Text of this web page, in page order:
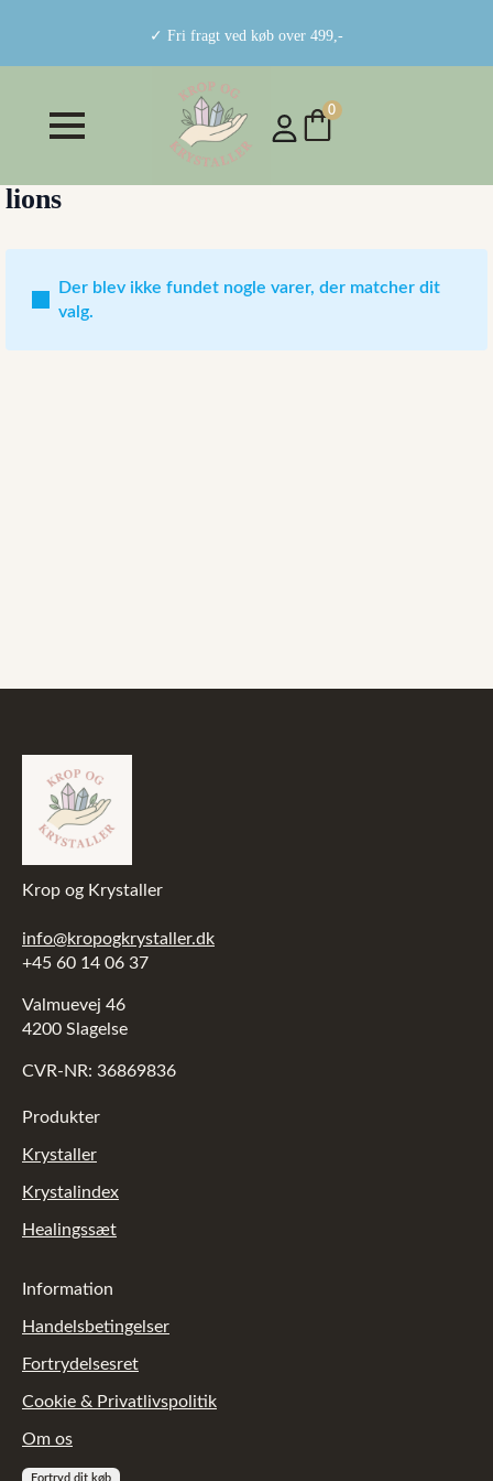
✓ Fri fragt ved køb over 499,-
0
lions
Der blev ikke fundet nogle varer, der matcher dit
valg.
Krop og Krystaller
info@kropogkrystaller.dk
+45 60 14 06 37
Valmuevej 46
4200 Slagelse
CVR-NR: 36869836
Produkter
Krystaller
Krystalindex
Healingssæt
Information
Handelsbetingelser
Fortrydelsesret
Cookie & Privatlivspolitik
Om os
Fortryd dit køb